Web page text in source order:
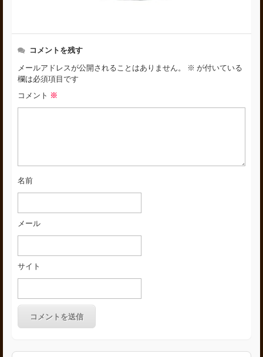
コメントを残す
メールアドレスが公開されることはありません。 ※ が付いている
欄は必須項目です
コメント ※
名前
メール
サイト